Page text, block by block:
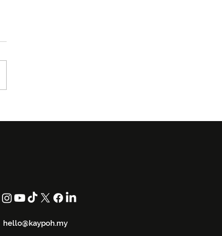
hello@kaypoh.my